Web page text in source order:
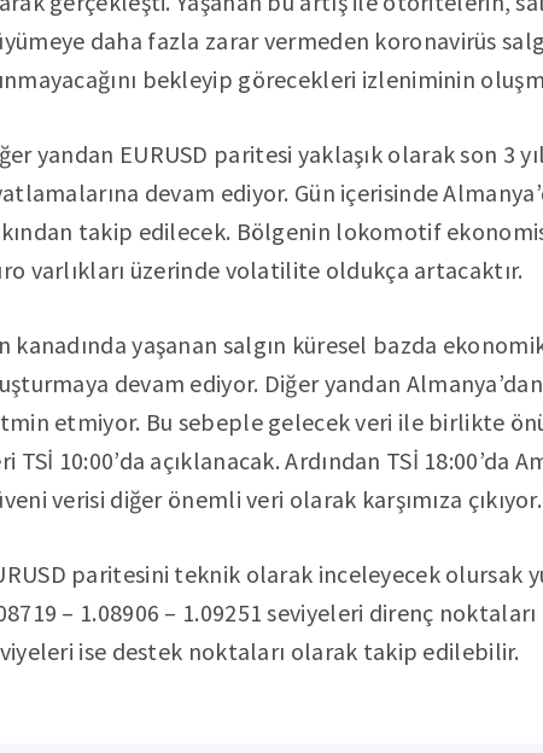
daha fazla zarar vermeden koronavirüs
bekleyip görecekleri izleniminin
yandan EURUSD paritesi yaklaşık olarak son 3
devam ediyor. Gün içerisinde
takip edilecek. Bölgenin lokomotif
varlıkları üzerinde volatilite oldukça artacaktır.
kanadında yaşanan salgın küresel bazda
devam ediyor. Diğer yandan
etmiyor. Bu sebeple gelecek veri ile birlikte
TSİ 10:00’da açıklanacak. Ardından TSİ 18:00’da
verisi diğer önemli veri olarak karşımıza çıkıyor.
paritesini teknik olarak inceleyecek olursak
– 1.08906 – 1.09251 seviyeleri direnç
ise destek noktaları olarak takip edilebilir.